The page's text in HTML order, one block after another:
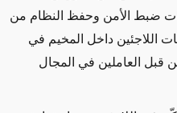
ضبط الأمن وحفظ النظام من
اللاجئين داخل المخيم في
قبل العاملين في المجال